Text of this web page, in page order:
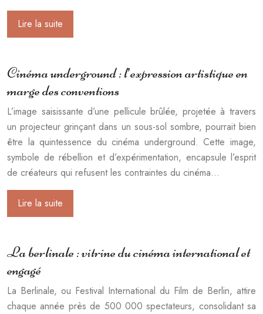
Lire la suite
Cinéma underground : l’expression artistique en
marge des conventions
L’image saisissante d’une pellicule brûlée, projetée à travers
un projecteur grinçant dans un sous-sol sombre, pourrait bien
être la quintessence du cinéma underground. Cette image,
symbole de rébellion et d’expérimentation, encapsule l’esprit
de créateurs qui refusent les contraintes du cinéma…
Lire la suite
La berlinale : vitrine du cinéma international et
engagé
La Berlinale, ou Festival International du Film de Berlin, attire
chaque année près de 500 000 spectateurs, consolidant sa